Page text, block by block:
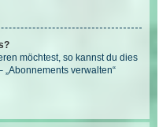
möchtest, so kannst du dies
„Abonnements verwalten“